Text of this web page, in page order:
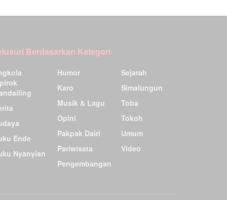
Berdasarkan Kategori
Ende
Nyanyian
Humor
Karo
Musik & Lagu
Opini
Pakpak Dairi
Pariwisata
Pengembangan
Sejarah
Simalungun
Toba
Tokoh
Umum
Video